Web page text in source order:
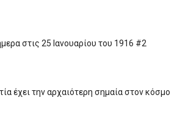
στις 25 Ιανουαρίου του 1916 #2
έχει την αρχαιότερη σημαία στον κόσμο